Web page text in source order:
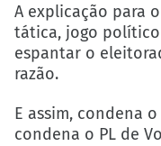
A explicação para
tática, jogo
espantar o
razão.
E assim, condena
condena o PL de